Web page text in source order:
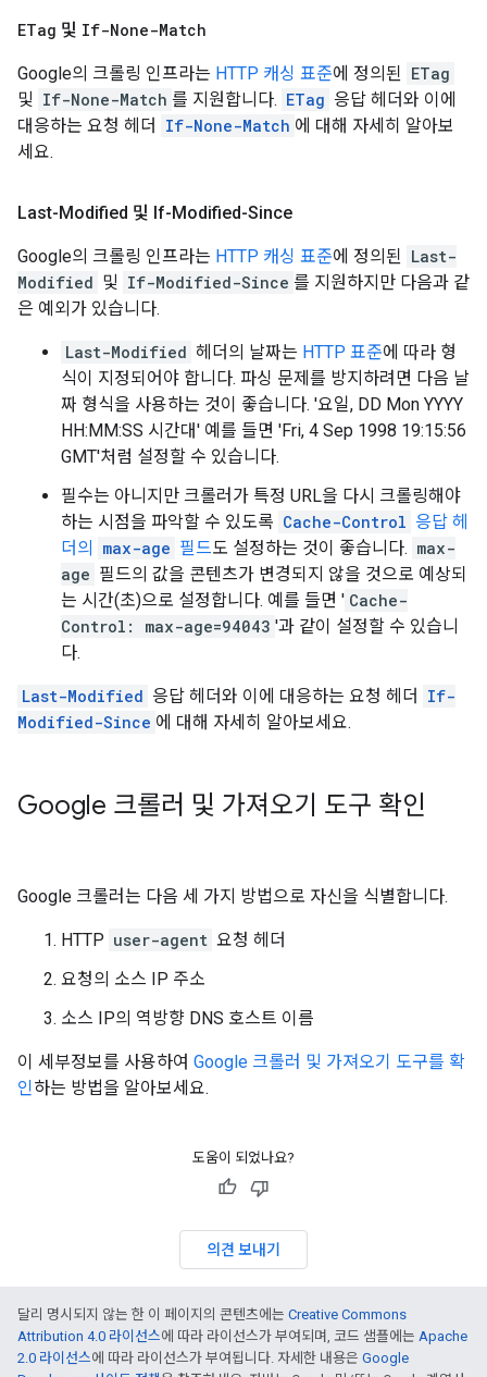
ETag 및 If-None-Match
Google의 크롤링 인프라는 HTTP 캐싱 표준에 정의된 ETag
및 If-None-Match 를 지원합니다. ETag 응답 헤더와 이에
대응하는 요청 헤더
If-None-Match 에 대해 자세히 알아보
세요.
Last-Modified 및 If-Modified-Since
Google의 크롤링 인프라는 HTTP 캐싱 표준에 정의된 Last-
Modified 및 If-Modified-Since 를 지원하지만 다음과 같
은 예외가 있습니다.
Last-Modified 헤더의 날짜는 HTTP 표준에 따라 형
식이 지정되어야 합니다. 파싱 문제를 방지하려면 다음 날
짜 형식을 사용하는 것이 좋습니다. '요일, DD Mon YYYY
HH:MM:SS 시간대' 예를 들면 'Fri, 4 Sep 1998 19:15:56
GMT'처럼 설정할 수 있습니다.
필수는 아니지만 크롤러가 특정 URL을 다시 크롤링해야
하는 시점을 파악할 수 있도록 Cache-Control 응답 헤
더의
max-age 필드도 설정하는 것이 좋습니다. max-
age 필드의 값을 콘텐츠가 변경되지 않을 것으로 예상되
는 시간(초)으로 설정합니다. 예를 들면 ' Cache-
Control: max-age=94043 '과 같이 설정할 수 있습니
다.
Last-Modified 응답 헤더와 이에 대응하는 요청 헤더
If-
Modified-Since 에 대해 자세히 알아보세요.
Google 크롤러 및 가져오기 도구 확인
Google 크롤러는 다음 세 가지 방법으로 자신을 식별합니다.
HTTP user-agent 요청 헤더
요청의 소스 IP 주소
소스 IP의 역방향 DNS 호스트 이름
이 세부정보를 사용하여 Google 크롤러 및 가져오기 도구를 확
인하는 방법을 알아보세요.
도움이 되었나요?
의견 보내기
달리 명시되지 않는 한 이 페이지의 콘텐츠에는 Creative Commons
Attribution 4.0 라이선스에 따라 라이선스가 부여되며, 코드 샘플에는 Apache
2.0 라이선스에 따라 라이선스가 부여됩니다. 자세한 내용은 Google